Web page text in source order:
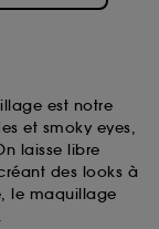
est notre
et smoky eyes,
laisse libre
des looks à
le maquillage
Si vous
cookies